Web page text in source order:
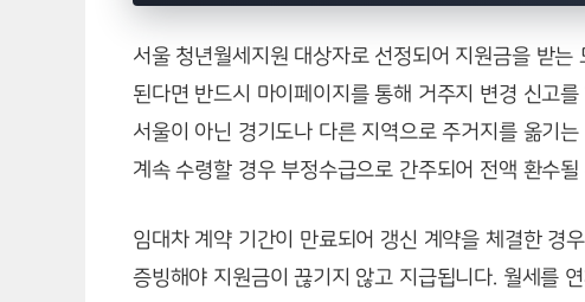
서울 청년월세지원 대상자로 선정되어 지원금을 받는
된다면 반드시 마이페이지를 통해 거주지 변경 신고
서울이 아닌 경기도나 다른 지역으로 주거지를 옮기
계속 수령할 경우 부정수급으로 간주되어 전액 환수될
임대차 계약 기간이 만료되어 갱신 계약을 체결한 경
증빙해야 지원금이 끊기지 않고 지급됩니다. 월세를